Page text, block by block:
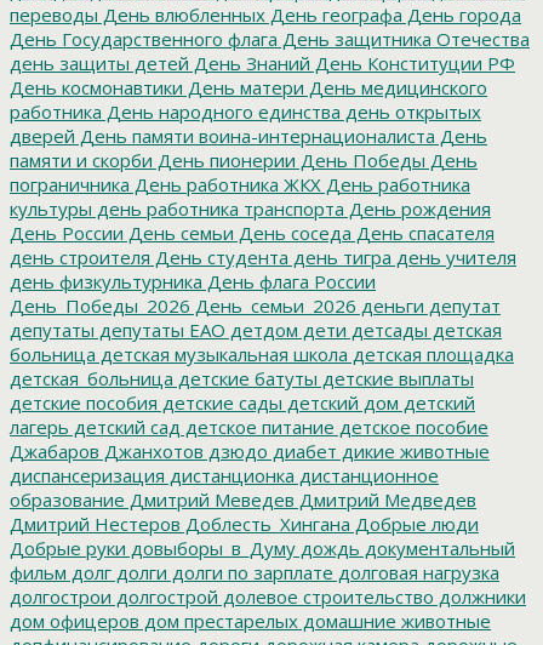
переводы День влюбленных День географа День города
День Государственного флага День защитника Отечества
день защиты детей День Знаний День Конституции РФ
День космонавтики День матери День медицинского
работника День народного единства день открытых
дверей День памяти воина-интернационалиста День
памяти и скорби День пионерии День Победы День
пограничника День работника ЖКХ День работника
культуры день работника транспорта День рождения
День России День семьи День соседа День спасателя
день строителя День студента день тигра день учителя
день физкультурника День флага России
День_Победы_2026 День_семьи_2026 деньги депутат
депутаты депутаты ЕАО детдом дети детсады детская
больница детская музыкальная школа детская площадка
детская_больница детские батуты детские выплаты
детские пособия детские сады детский дом детский
лагерь детский сад детское питание детское пособие
Джабаров Джанхотов дзюдо диабет дикие животные
диспансеризация дистанционка дистанционное
образование Дмитрий Меведев Дмитрий Медведев
Дмитрий Нестеров Доблесть_Хингана Добрые люди
Добрые руки довыборы_в_Думу дождь документальный
фильм долг долги долги по зарплате долговая нагрузка
долгострои долгострой долевое строительство должники
дом офицеров дом престарелых домашние животные